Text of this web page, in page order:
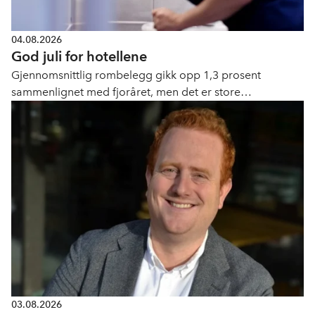
04.08.2026
God juli for hotellene
Gjennomsnittlig rombelegg gikk opp 1,3 prosent
sammenlignet med fjoråret, men det er store
geografiske forskjeller.
03.08.2026